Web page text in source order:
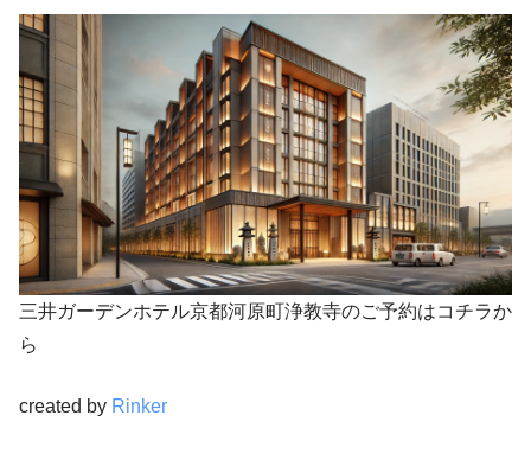
三井ガーデンホテル京都河原町浄教寺のご予約はコチラか
ら
created by Rinker